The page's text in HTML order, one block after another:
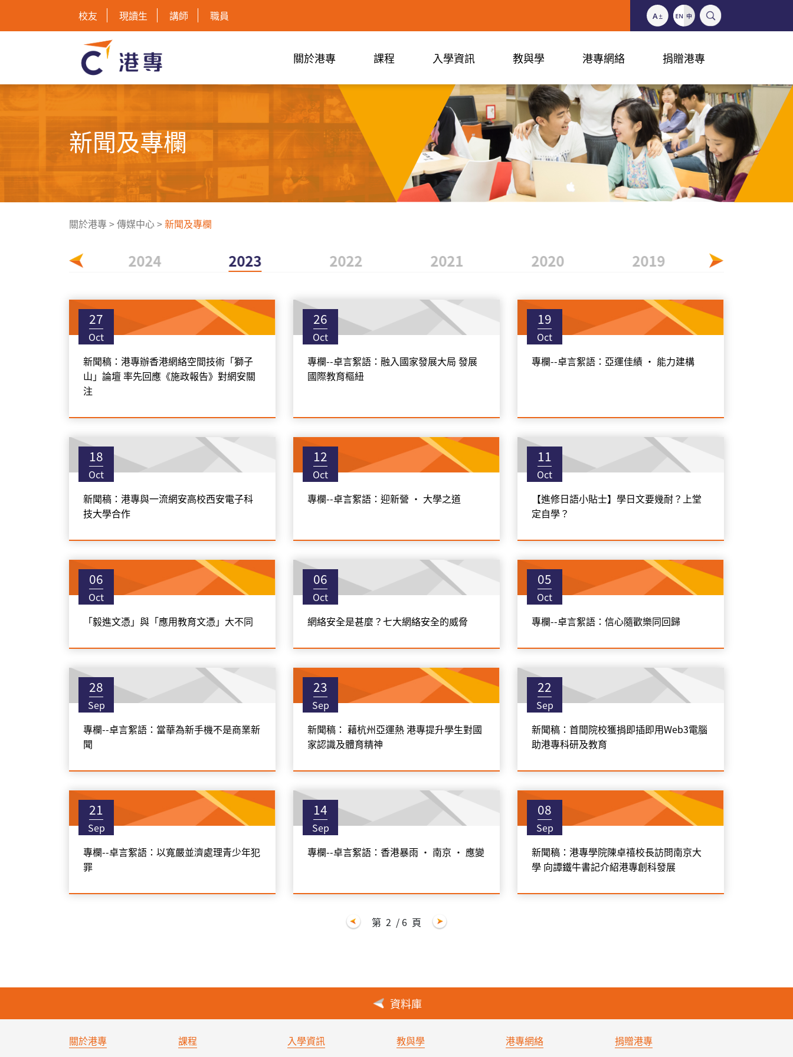
校友 現讀生 講師 職員
關於港專 課程 入學資訊 教與學 港專網絡 捐贈港專
新聞及專欄
關於港專>傳媒中心>新聞及專欄
2024 2023 2022 2021 2020 2019
27
Oct
新聞稿：港專辦香港網絡空間技術「獅子
山」論壇 率先回應《施政報告》對網安關
注
26
Oct
專欄--卓言絮語：融入國家發展大局 發展
國際教育樞紐
19
Oct
專欄--卓言絮語：亞運佳績 • 能力建構
18
Oct
新聞稿：港專與一流網安高校西安電子科
技大學合作
12
Oct
專欄--卓言絮語：迎新營 • 大學之道
11
Oct
【進修日語小貼士】學日文要幾耐？上堂
定自學？
06
Oct
「毅進文憑」與「應用教育文憑」大不同
06
Oct
網絡安全是甚麼？七大網絡安全的威脅
05
Oct
專欄--卓言絮語：信心隨歡樂同回歸
28
Sep
專欄--卓言絮語：當華為新手機不是商業新
聞
23
Sep
新聞稿： 藉杭州亞運熱 港專提升學生對國
家認識及體育精神
22
Sep
新聞稿：首間院校獲捐即插即用Web3電腦
助港專科研及教育
21
Sep
專欄--卓言絮語：以寬嚴並濟處理青少年犯
罪
14
Sep
專欄--卓言絮語：香港暴雨 • 南京 • 應變
08
Sep
新聞稿：港專學院陳卓禧校長訪問南京大
學 向譚鐵牛書記介紹港專創科發展
第 2 / 6 頁
資料庫
關於港專 課程 入學資訊 教與學 港專網絡 捐贈港專